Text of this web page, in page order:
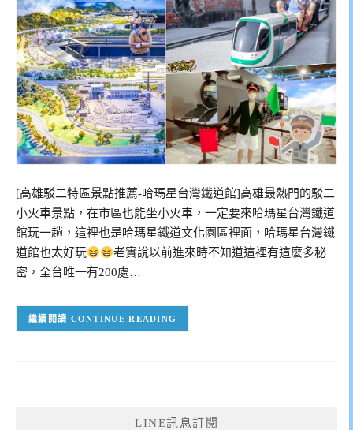
[高雄駁二特區景點推薦-哈瑪星台灣鐵道館]高雄最熱門的駁二
小火車景點，在市區也能坐小火車，一定要來哈瑪星台灣鐵道
館玩一趟，這裡也是哈瑪星鐵道文化園區裡面，哈瑪星台灣鐵
道館也太好玩
老實說以前進來時不知道這裡有這麼多秘
密，全台唯一有200處…
CONTINUE READING
LINE訊息訂閱